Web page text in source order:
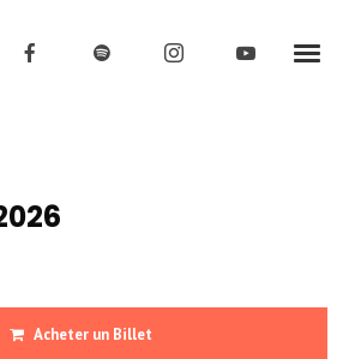
Acheter un Billet